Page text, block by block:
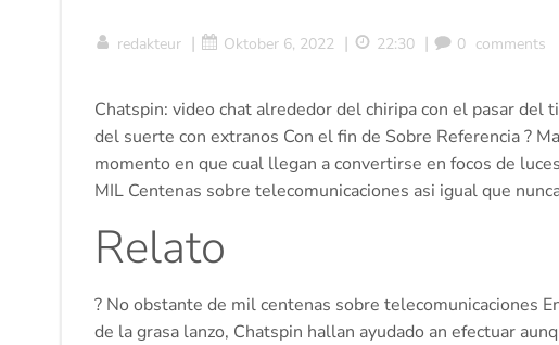
redakteur | Oktober 6, 2022 | 22:30 | 0 comments
Chatspin: video chat alrededor del chiripa con el pasar
del suerte con extranos Con el fin de Sobre Referencia ?
momento en que cual llegan a convertirse en focos de
MIL Centenas sobre telecomunicaciones asi­ igual que
Relato
? No obstante de mil centenas sobre telecomunicaciones
de la grasa lanzo, Chatspin hallan ayudado an efectuar